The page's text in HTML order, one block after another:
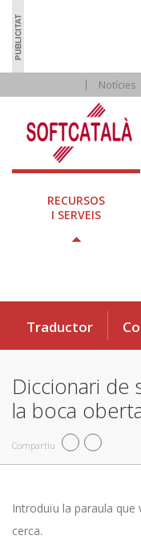
Notícies
RECURSOS
I SERVEIS
Traductor
Diccionari de
la boca
Compartiu
Introduïu la paraula que
cerca.